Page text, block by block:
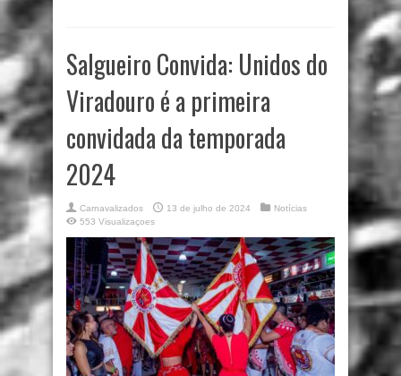
Salgueiro Convida: Unidos do
Viradouro é a primeira
convidada da temporada
2024
Carnavalizados 13 de julho de 2024
Notícias
553 Visualizaçoes